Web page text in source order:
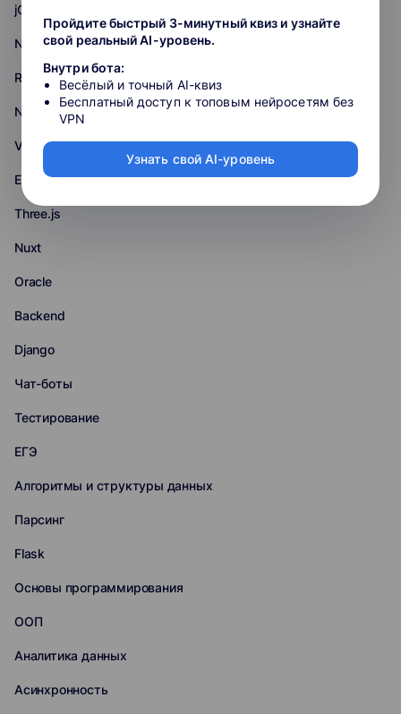
jQuery
Node.js
React.js
Next.js
Vue.js
Express.js
Three.js
Nuxt
Oracle
Backend
Django
Чат-боты
Тестирование
ЕГЭ
Алгоритмы и структуры данных
Парсинг
Flask
Основы программирования
ООП
Аналитика данных
Асинхронность
Пройдите быстрый 3-минутный квиз и узнайте
свой реальный AI-уровень.
Внутри бота:
Весёлый и точный AI-квиз
Бесплатный доступ к топовым нейросетям без
VPN
Узнать свой AI-уровень